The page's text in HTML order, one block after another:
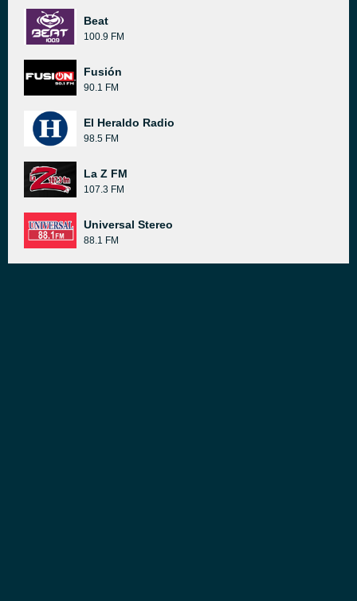
Beat
100.9 FM
Fusión
90.1 FM
El Heraldo Radio
98.5 FM
La Z FM
107.3 FM
Universal Stereo
88.1 FM